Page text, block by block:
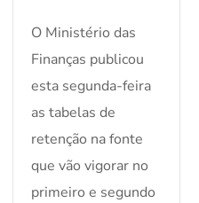
O Ministério das
Finanças publicou
esta segunda-feira
as tabelas de
retenção na fonte
que vão vigorar no
primeiro e segundo